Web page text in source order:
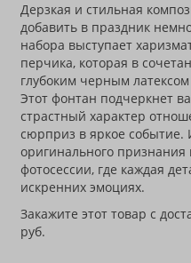
Дерзкая и стильная
добавить в праздник
набора выступает
перчика, которая в
глубоким черным
Этот фонтан подчеркнет
страстный характер
сюрприз в яркое
оригинального признания
фотосессии, где каждая
искренних эмоциях.
Закажите этот товар с
руб.